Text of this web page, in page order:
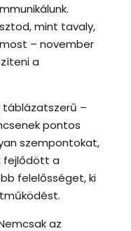
mint tavaly,
– november
a
táblázatszerű –
pontos
szempontokat,
fejlődött a
felelősséget, ki
az